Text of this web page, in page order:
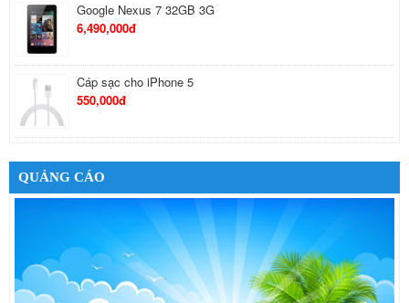
Google Nexus 7 32GB 3G
6,490,000đ
Cáp sạc cho iPhone 5
550,000đ
650,000đ
Tai nghe Stereo Sony MH710
410,000đ
QUẢNG CÁO